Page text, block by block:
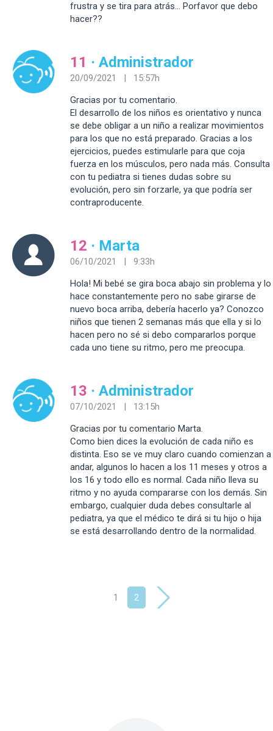
frustra y se tira para atrás… Porfavor que debo
hacer??
11 · Administrador
20/09/2021 | 15:57h
Gracias por tu comentario.
El desarrollo de los niños es orientativo y nunca
se debe obligar a un niño a realizar movimientos
para los que no está preparado. Gracias a los
ejercicios, puedes estimularle para que coja
fuerza en los músculos, pero nada más. Consulta
con tu pediatra si tienes dudas sobre su
evolución, pero sin forzarle, ya que podría ser
contraproducente.
12 · Marta
06/10/2021 | 9:33h
Hola! Mi bebé se gira boca abajo sin problema y lo
hace constantemente pero no sabe girarse de
nuevo boca arriba, debería hacerlo ya? Conozco
niños que tienen 2 semanas más que ella y si lo
hacen pero no sé si debo compararlos porque
cada uno tiene su ritmo, pero me preocupa.
13 · Administrador
07/10/2021 | 13:15h
Gracias por tu comentario Marta.
Como bien dices la evolución de cada niño es
distinta. Eso se ve muy claro cuando comienzan a
andar, algunos lo hacen a los 11 meses y otros a
los 16 y todo ello es normal. Cada niño lleva su
ritmo y no ayuda compararse con los demás. Sin
embargo, cualquier duda debes consultarle al
pediatra, ya que el médico te dirá si tu hijo o hija
se está desarrollando dentro de la normalidad.
1 2